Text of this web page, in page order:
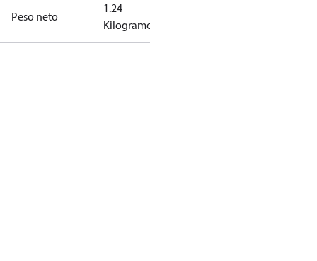
Peso neto
1.24
Kilogramo